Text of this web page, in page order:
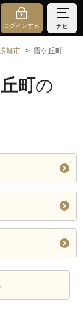
ログインする ナビ
旭市 霞ケ丘町
町の